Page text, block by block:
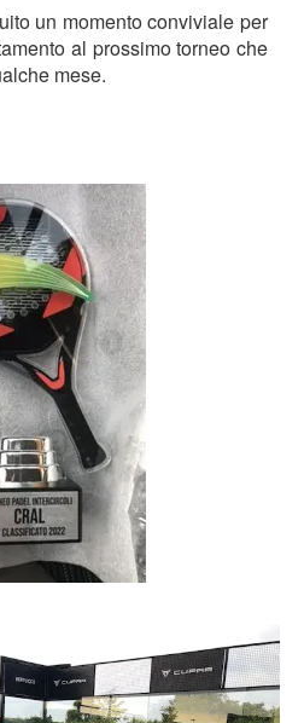
un momento conviviale per
al prossimo torneo che
mese.